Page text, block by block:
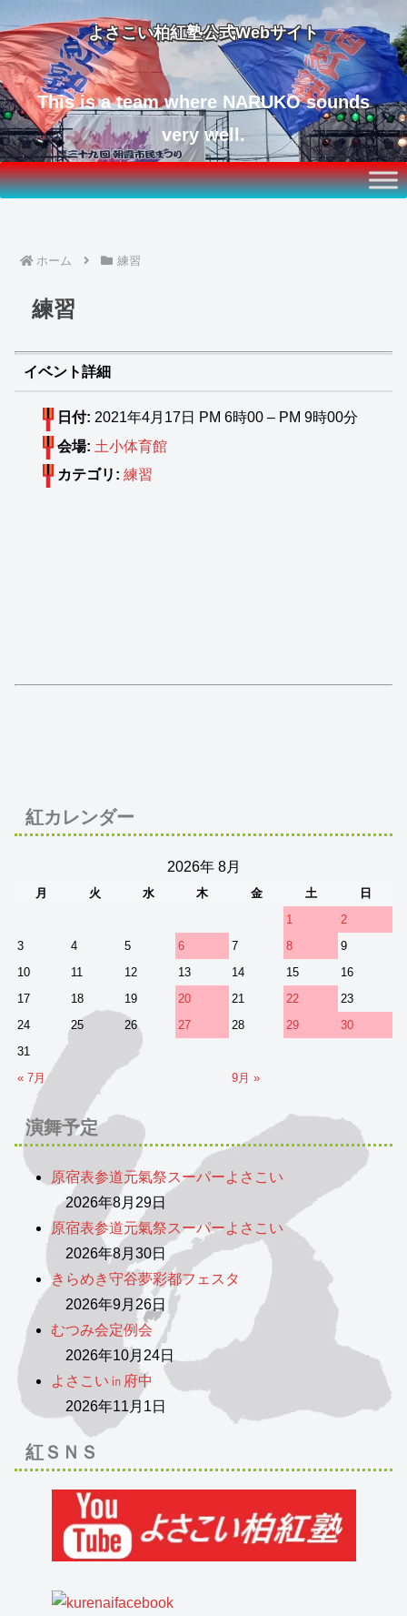
よさこい柏紅塾公式Webサイト
This is a team where NARUKO sounds
very well.
ホーム 練習
練習
イベント詳細
日付: 2021年4月17日 PM 6時00 – PM 9時00分
会場: 土小体育館
カテゴリ: 練習
紅カレンダー
2026年 8月
月 火 水 木 金 土
日
1
2
3
4 5 6 7 8
9
10
11 12 13 14 15
16
17
18 19 20 21 22
23
24
25 26 27 28 29
30
31
« 7月
9月 »
演舞予定
原宿表参道元氣祭スーパーよさこい
2026年8月29日
原宿表参道元氣祭スーパーよさこい
2026年8月30日
きらめき守谷夢彩都フェスタ
2026年9月26日
むつみ会定例会
2026年10月24日
よさこい㏌府中
2026年11月1日
紅ＳＮＳ